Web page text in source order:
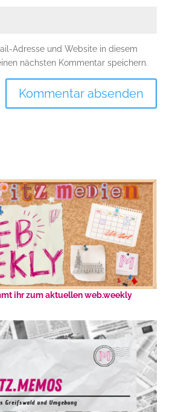
Adresse und Website in diesem
nächsten Kommentar speichern.
ihr zum aktuellen web.weekly